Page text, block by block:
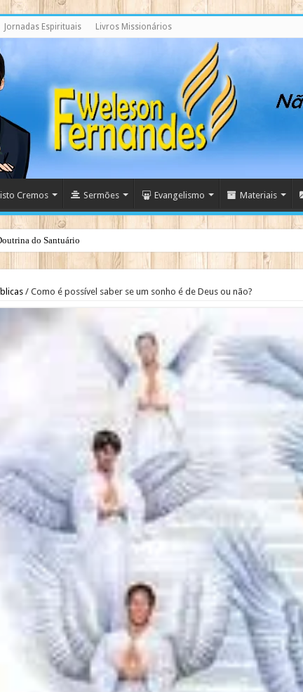
Jornadas Espirituais Livros Missionários
Cremos Sermões Evangelismo Materiais
do Santuário
/ Como é possível saber se um sonho é de Deus ou não?